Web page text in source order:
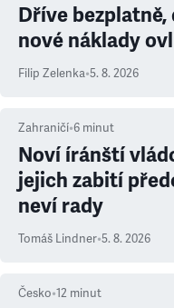
Dříve
nové náklady
Filip Zelenka•5. 8. 2026
Zahraničí•6 minut
Noví íránští
jejich zabití
neví rady
Tomáš Lindner•5. 8. 2026
Česko•12 minut